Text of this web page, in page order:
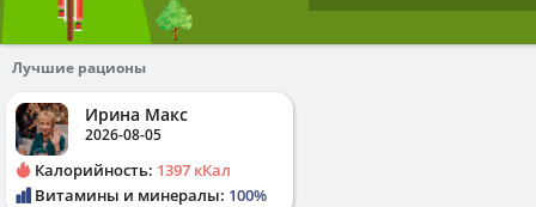
Лучшие рационы
Ирина Макс
2026-08-05
Калорийность: 1397 кКал
Витамины и минералы: 100%